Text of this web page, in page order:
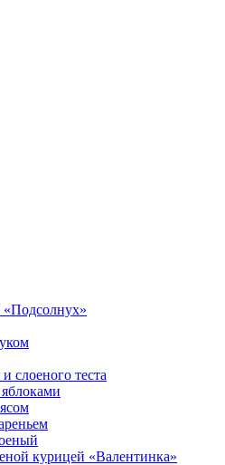
слоеного теста
курицей «Валентинка»